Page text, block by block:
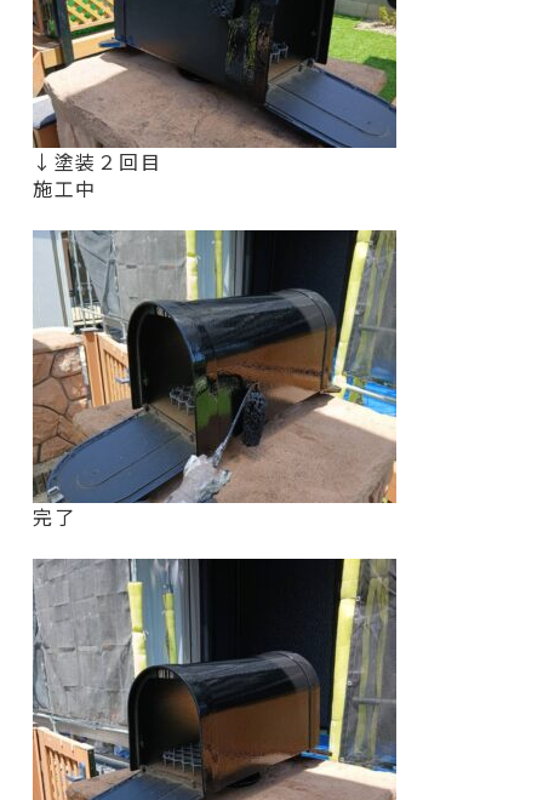
↓塗装２回目
施工中
完了